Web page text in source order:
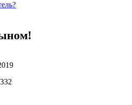
332